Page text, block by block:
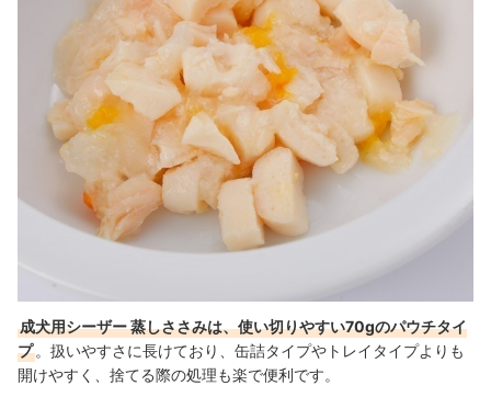
成犬用シーザー 蒸しささみは、使い切りやすい70gのパウチタイ
プ 。扱いやすさに長けており、缶詰タイプやトレイタイプよりも
開けやすく、捨てる際の処理も楽で便利です。